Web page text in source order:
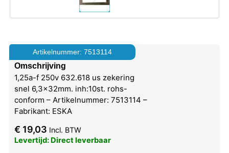
Artikelnummer: 7513114
Omschrijving
1,25a-f 250v 632.618 us zekering
snel 6,3x32mm. inh:10st. rohs-
conform – Artikelnummer: 7513114 –
Fabrikant: ESKA
€ 19,03 Incl. BTW
Levertijd: Direct leverbaar